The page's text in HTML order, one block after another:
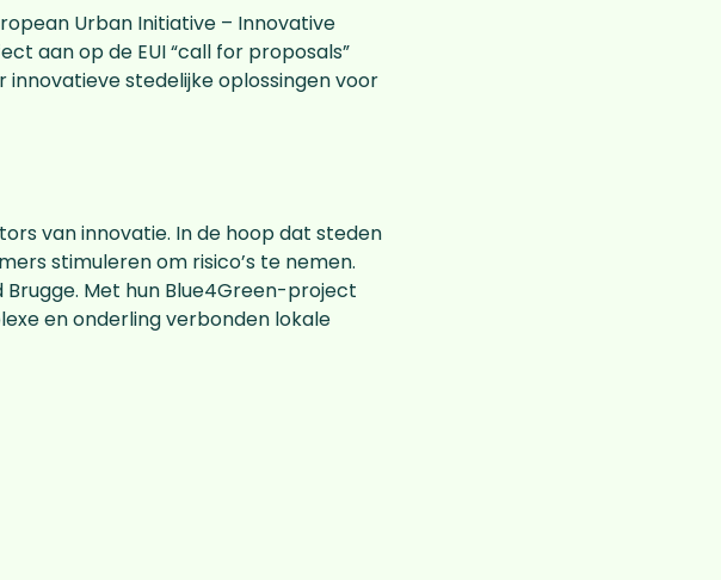
Urban Initiative – Innovative
aan op de EUI “call for proposals”
stedelijke oplossingen voor
van innovatie. In de hoop dat steden
stimuleren om risico’s te nemen.
Met hun Blue4Green-project
en onderling verbonden lokale